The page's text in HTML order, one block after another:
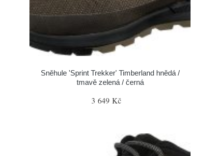
Sněhule 'Sprint Trekker' Timberland hnědá /
tmavě zelená / černá
3 649 Kč